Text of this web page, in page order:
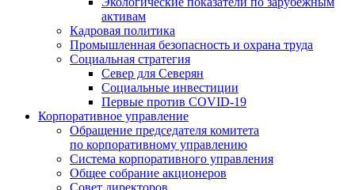
активам
Кадровая политика
Промышленная безопасность и охрана труда
Социальная стратегия
Север для Северян
Социальные инвестиции
Первые против COVID‑19
Корпоративное управление
Обращение председателя комитета
по корпоративному управлению
Система корпоративного управления
Общее собрание акционеров
Совет директоров